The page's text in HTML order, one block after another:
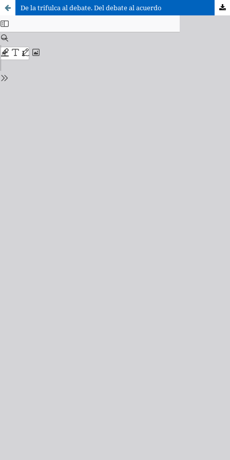
De la trifulca al debate. Del debate al acuerdo